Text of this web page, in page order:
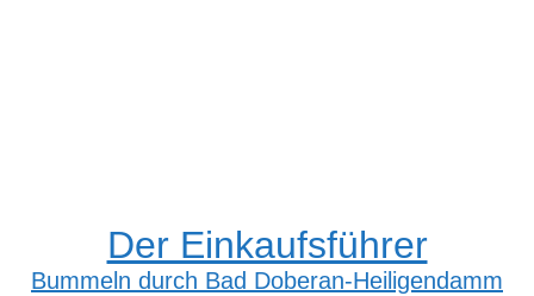
Der Einkaufsführer
Bummeln durch Bad Doberan-Heiligendamm